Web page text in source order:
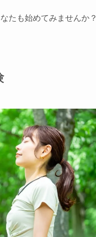
たも始めてみませんか？